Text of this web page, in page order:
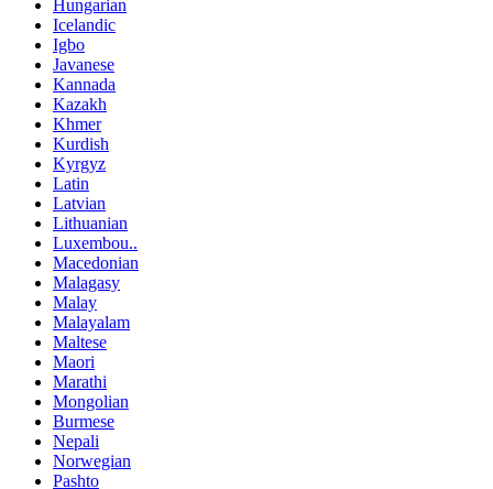
Hungarian
Icelandic
Igbo
Javanese
Kannada
Kazakh
Khmer
Kurdish
Kyrgyz
Latin
Latvian
Lithuanian
Luxembou..
Macedonian
Malagasy
Malay
Malayalam
Maltese
Maori
Marathi
Mongolian
Burmese
Nepali
Norwegian
Pashto